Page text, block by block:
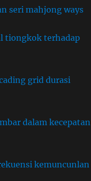
seri mahjong ways
tiongkok terhadap
grid durasi
dalam kecepatan
kemuncunlan